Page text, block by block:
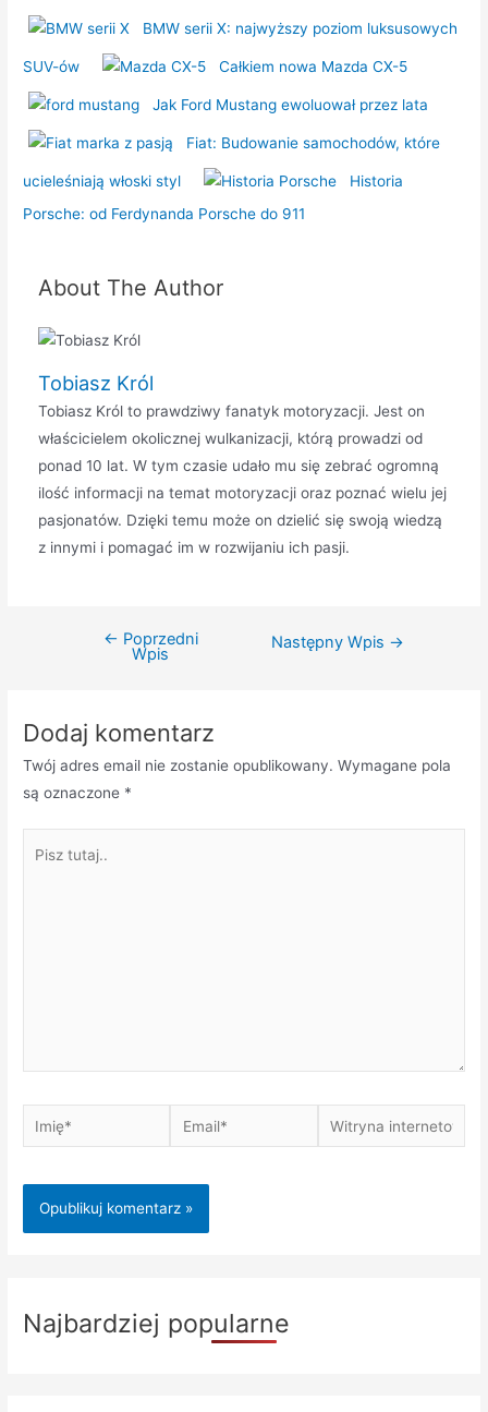
BMW serii X: najwyższy poziom luksusowych
SUV-ów Całkiem nowa Mazda CX-5
Jak Ford Mustang ewoluował przez lata
Fiat: Budowanie samochodów, które
ucieleśniają włoski styl
Historia
Porsche: od Ferdynanda Porsche do 911
About The Author
Tobiasz Król
Tobiasz Król to prawdziwy fanatyk motoryzacji. Jest on
właścicielem okolicznej wulkanizacji, którą prowadzi od
ponad 10 lat. W tym czasie udało mu się zebrać ogromną
ilość informacji na temat motoryzacji oraz poznać wielu jej
pasjonatów. Dzięki temu może on dzielić się swoją wiedzą
z innymi i pomagać im w rozwijaniu ich pasji.
Nawigacja
← Poprzedni
Wpis
Następny Wpis →
Dodaj komentarz
Twój adres email nie zostanie opublikowany. Wymagane pola
są oznaczone *
Imię* Email*
Witryna
internetowa
Najbardziej popularne